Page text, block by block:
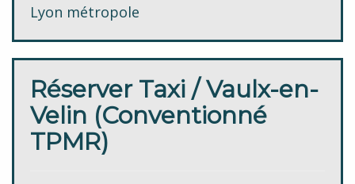
Lyon métropole
Réserver Taxi / Vaulx-en-
Velin (Conventionné
TPMR)